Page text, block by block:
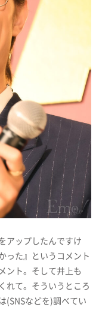
アップしたんですけ
った』というコメント
ント。そして井上も
れて。そういうところ
(SNSなどを)調べてい